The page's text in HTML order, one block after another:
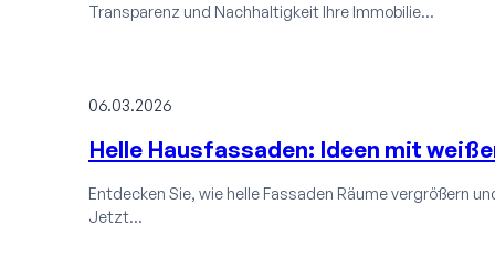
Transparenz und Nachhaltigkeit Ihre Immobilie…
06.03.2026
Helle Hausfassaden: Ideen mit
Entdecken Sie, wie helle Fassaden Räume vergrößern
Jetzt…